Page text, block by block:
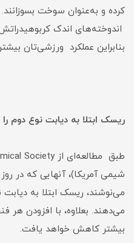
کرده و به‌عنوان سوخت
اندوخته‌های اندک
بنابراین عملکرد ورزشی‌تان
ریسک ابتلا به دیابت نوع دوم
شیمی آمریکا)، آنهایی که در
بیشتر کاهش خواهد یافت.